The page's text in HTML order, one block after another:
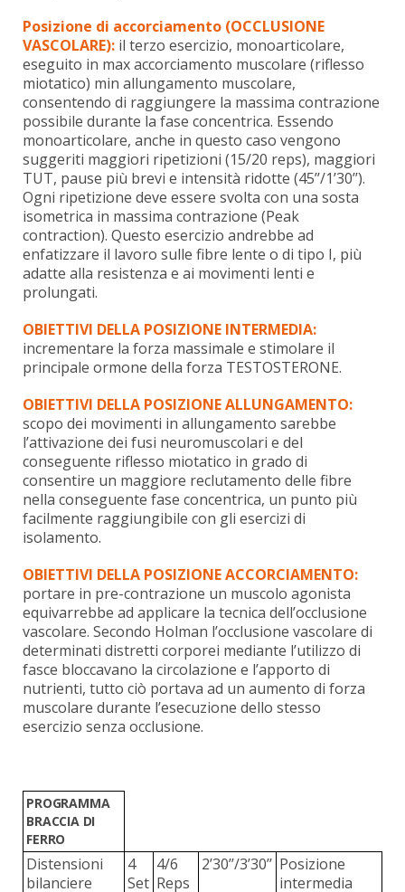
Posizione di accorciamento (OCCLUSIONE
VASCOLARE): il terzo esercizio, monoarticolare,
eseguito in max accorciamento muscolare (riflesso
miotatico) min allungamento muscolare,
consentendo di raggiungere la massima contrazione
possibile durante la fase concentrica. Essendo
monoarticolare, anche in questo caso vengono
suggeriti maggiori ripetizioni (15/20 reps), maggiori
TUT, pause più brevi e intensità ridotte (45’’/1’30’’).
Ogni ripetizione deve essere svolta con una sosta
isometrica in massima contrazione (Peak
contraction). Questo esercizio andrebbe ad
enfatizzare il lavoro sulle fibre lente o di tipo I, più
adatte alla resistenza e ai movimenti lenti e
prolungati.
OBIETTIVI DELLA POSIZIONE INTERMEDIA:
incrementare la forza massimale e stimolare il
principale ormone della forza TESTOSTERONE.
OBIETTIVI DELLA POSIZIONE ALLUNGAMENTO:
scopo dei movimenti in allungamento sarebbe
l’attivazione dei fusi neuromuscolari e del
conseguente riflesso miotatico in grado di
consentire un maggiore reclutamento delle fibre
nella conseguente fase concentrica, un punto più
facilmente raggiungibile con gli esercizi di
isolamento.
OBIETTIVI DELLA POSIZIONE ACCORCIAMENTO:
portare in pre-contrazione un muscolo agonista
equivarrebbe ad applicare la tecnica dell’occlusione
vascolare. Secondo Holman l’occlusione vascolare di
determinati distretti corporei mediante l’utilizzo di
fasce bloccavano la circolazione e l’apporto di
nutrienti, tutto ciò portava ad un aumento di forza
muscolare durante l’esecuzione dello stesso
esercizio senza occlusione.
PROGRAMMA
BRACCIA DI
FERRO
Distensioni
bilanciere
4
Set
4/6
Reps
2’30’’/3’30’’ Posizione
intermedia